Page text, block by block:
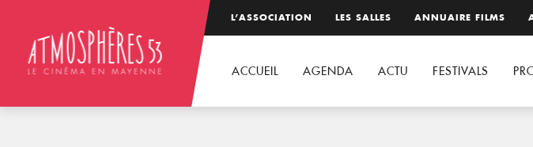
L’ASSOCIATION LES SALLES ANNUAIRE FILMS
ACCUEIL AGENDA ACTU FESTIVALS